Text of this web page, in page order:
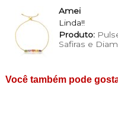
Amei
Linda!!
Produto:
Safiras e
Você também pode